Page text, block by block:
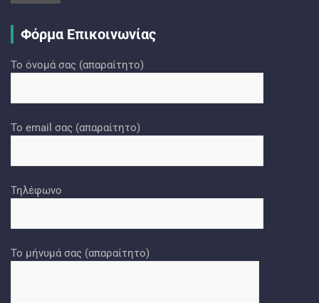
Φόρμα Επικοινωνίας
Το όνομά σας (απαραίτητο)
Το email σας (απαραίτητο)
Τηλέφωνο
Το μήνυμά σας (απαραίτητο)